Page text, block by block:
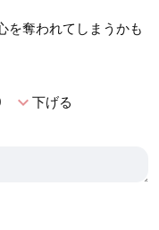
を奪われてしまうかも
expand_more下げる